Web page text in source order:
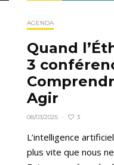
AGENDA
Quand
3
Agir
08/03/2025 · 3
L’intelligence
plus vite que nous